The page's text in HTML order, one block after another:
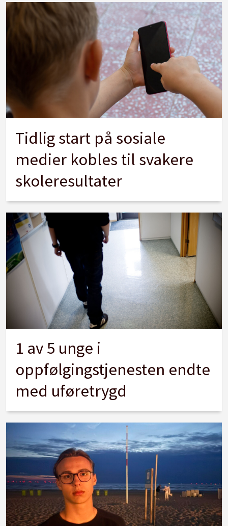
Tidlig start på sosiale
medier kobles til svakere
skoleresultater
1 av 5 unge i
oppfølgingstjenesten endte
med uføretrygd